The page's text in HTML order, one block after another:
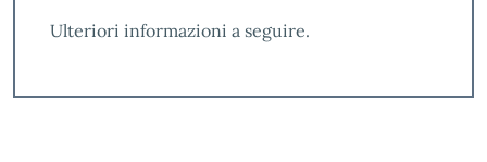
Ulteriori informazioni a seguire.